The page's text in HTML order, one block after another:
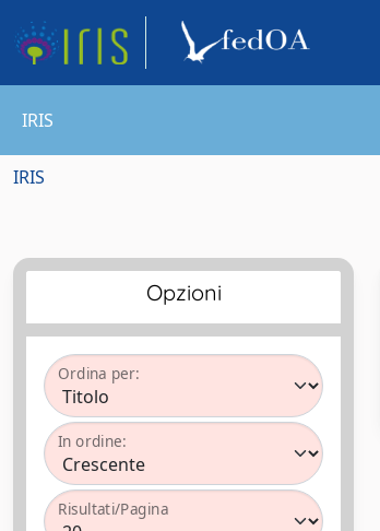
IRIS
IRIS
Opzioni
Ordina per:
In ordine:
Risultati/Pagina